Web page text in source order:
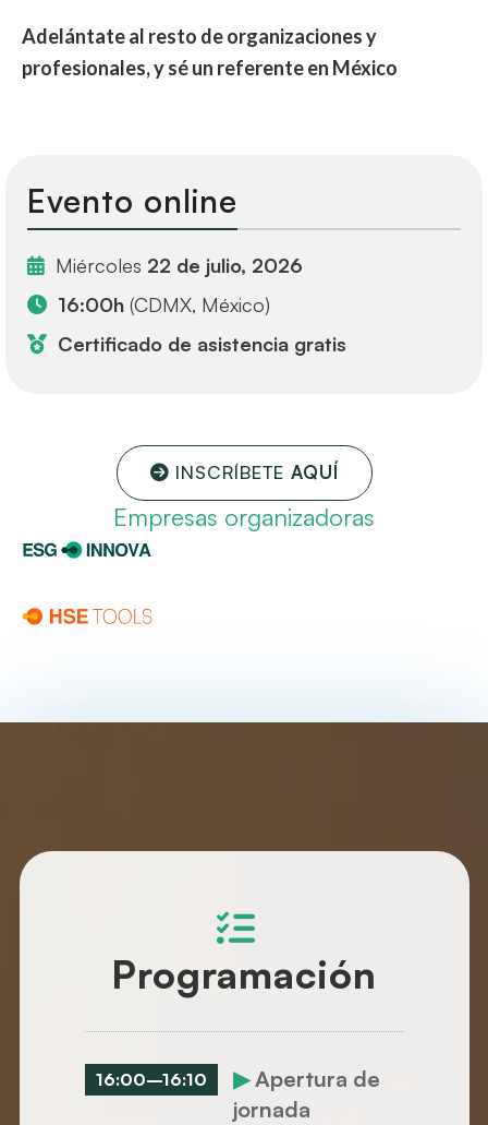
Adelántate al resto de organizaciones y
profesionales, y sé un referente en México
Evento online
Miércoles 22 de julio, 2026
16:00h (CDMX, México)
Certificado de asistencia gratis
INSCRÍBETE AQUÍ
Empresas organizadoras
Programación
16:00–16:10 ▶ Apertura de
jornada